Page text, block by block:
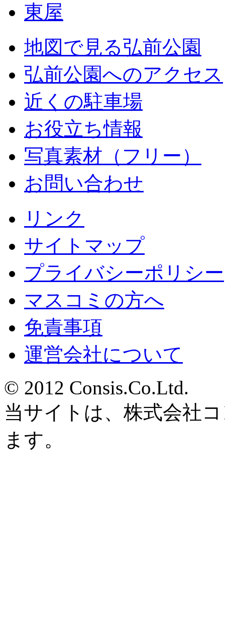
東屋
地図で見る弘前公園
弘前公園へのアクセス
近くの駐車場
お役立ち情報
写真素材（フリー）
お問い合わせ
リンク
サイトマップ
プライバシーポリシー
マスコミの方へ
免責事項
運営会社について
© 2012 Consis.Co.Ltd.
当サイトは、株式会社
ます。